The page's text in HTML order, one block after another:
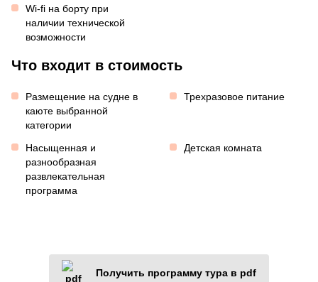
Wi-fi на борту при
наличии технической
возможности
Что входит в стоимость
Размещение на судне в
каюте выбранной
категории
Трехразовое питание
Насыщенная и
разнообразная
развлекательная
программа
Детская комната
Получить программу тура в pdf